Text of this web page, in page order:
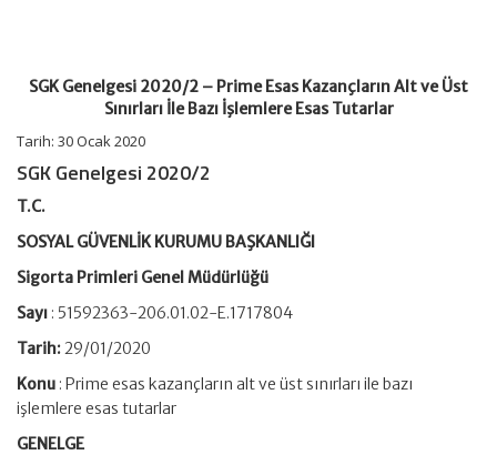
için
SGK Genelgesi 2020/2 – Prime Esas Kazançların Alt ve Üst
Sınırları İle Bazı İşlemlere Esas Tutarlar
Tarih: 30 Ocak 2020
SGK Genelgesi 2020/2
T.C.
SOSYAL GÜVENLİK KURUMU BAŞKANLIĞI
Sigorta Primleri Genel Müdürlüğü
Sayı : 51592363-206.01.02-E.1717804
Tarih:29/01/2020
Konu : Prime esas kazançların alt ve üst sınırları ile bazı
işlemlere esas tutarlar
GENELGE